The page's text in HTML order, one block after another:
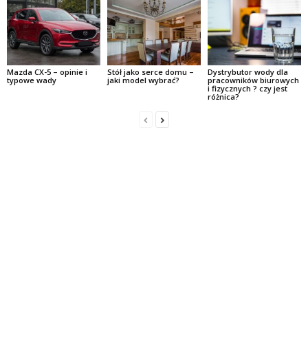
Mazda CX-5 – opinie i
typowe wady
Stół jako serce domu –
jaki model wybrać?
Dystrybutor wody dla
pracowników biurowych
i fizycznych ? czy jest
różnica?